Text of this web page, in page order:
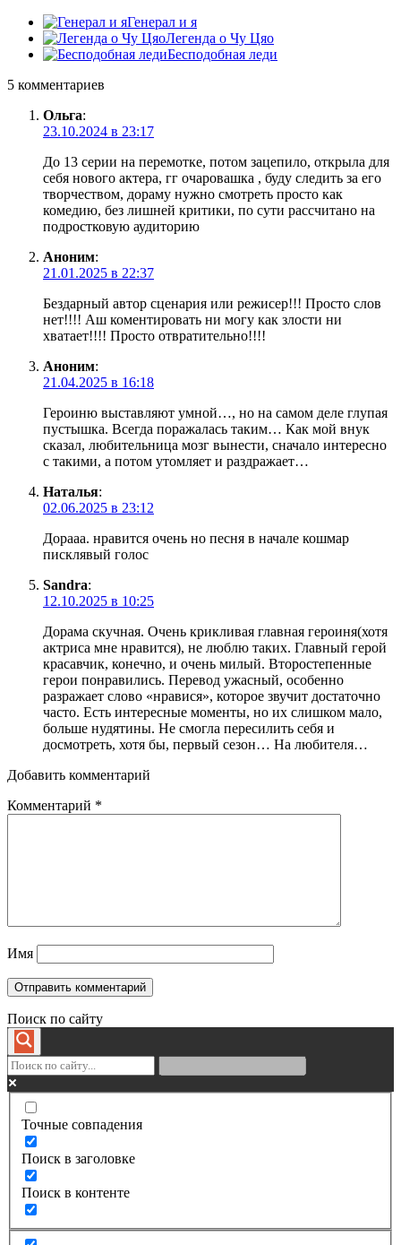
Генерал и я
Легенда о Чу Цяо
Бесподобная леди
5 комментариев
Ольга:
23.10.2024 в 23:17
До 13 серии на перемотке, потом зацепило, открыла для
себя нового актера, гг очаровашка , буду следить за его
творчеством, дораму нужно смотреть просто как
комедию, без лишней критики, по сути рассчитано на
подростковую аудиторию
Аноним:
21.01.2025 в 22:37
Бездарный автор сценария или режисер!!! Просто слов
нет!!!! Аш коментировать ни могу как злости ни
хватает!!!! Просто отвратительно!!!!
Аноним:
21.04.2025 в 16:18
Героиню выставляют умной…, но на самом деле глупая
пустышка. Всегда поражалась таким… Как мой внук
сказал, любительница мозг вынести, сначало интересно
с такими, а потом утомляет и раздражает…
Наталья:
02.06.2025 в 23:12
Дорааа. нравится очень но песня в начале кошмар
писклявый голос
Sandra:
12.10.2025 в 10:25
Дорама скучная. Очень крикливая главная героиня(хотя
актриса мне нравится), не люблю таких. Главный герой
красавчик, конечно, и очень милый. Второстепенные
герои понравились. Перевод ужасный, особенно
разражает слово «нравися», которое звучит достаточно
часто. Есть интересные моменты, но их слишком мало,
больше нудятины. Не смогла пересилить себя и
досмотреть, хотя бы, первый сезон… На любителя…
Добавить комментарий
Комментарий *
Имя
Поиск по сайту
Точные совпадения
Поиск в заголовке
Поиск в контенте